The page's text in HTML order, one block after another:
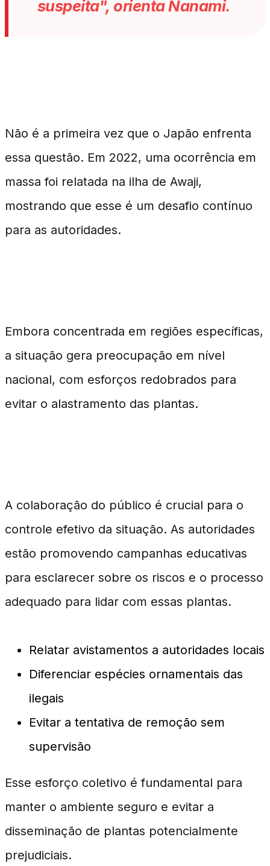
suspeita", orienta Nanami.
Não é a primeira vez que o Japão enfrenta
essa questão. Em 2022, uma ocorrência em
massa foi relatada na ilha de Awaji,
mostrando que esse é um desafio contínuo
para as autoridades.
Embora concentrada em regiões específicas,
a situação gera preocupação em nível
nacional, com esforços redobrados para
evitar o alastramento das plantas.
A colaboração do público é crucial para o
controle efetivo da situação. As autoridades
estão promovendo campanhas educativas
para esclarecer sobre os riscos e o processo
adequado para lidar com essas plantas.
Relatar avistamentos a autoridades locais
Diferenciar espécies ornamentais das
ilegais
Evitar a tentativa de remoção sem
supervisão
Esse esforço coletivo é fundamental para
manter o ambiente seguro e evitar a
disseminação de plantas potencialmente
prejudiciais.